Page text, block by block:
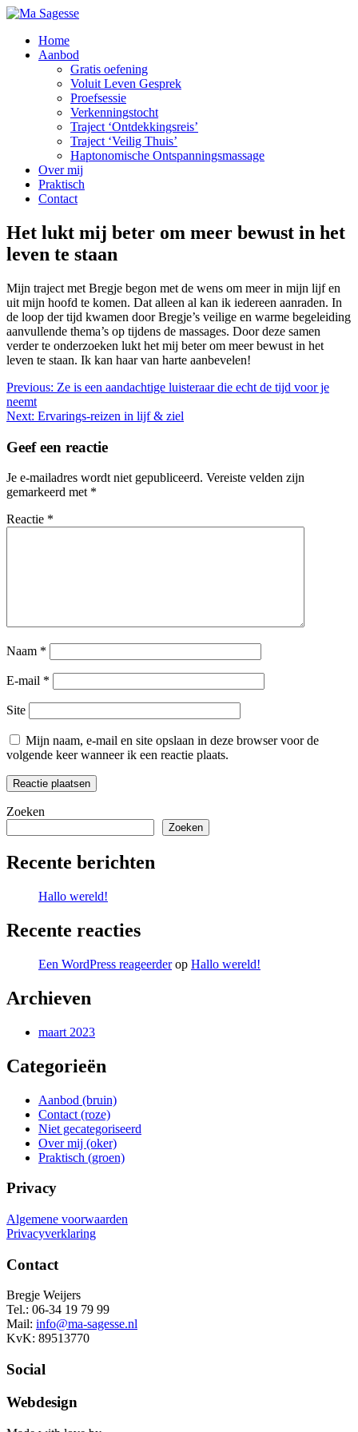
Skip
contentHome
Aanbod
Gratis oefening
Voluit Leven Gesprek
Proefsessie
Verkenningstocht
Traject ‘Ontdekkingsreis’
Traject ‘Veilig Thuis’
Haptonomische Ontspanningsmassage
Over mij
Praktisch
Contact
Het lukt mij beter om meer bewust in het
leven te staan
Mijn traject met Bregje begon met de wens om meer in mijn lijf en
uit mijn hoofd te komen. Dat alleen al kan ik iedereen aanraden. In
de loop der tijd kwamen door Bregje’s veilige en warme begeleiding
aanvullende thema’s op tijdens de massages. Door deze samen
verder te onderzoeken lukt het mij beter om meer bewust in het
leven te staan. Ik kan haar van harte aanbevelen!
Bericht
navigatie
Previous: Ze is een aandachtige luisteraar die echt de tijd voor je
neemt
Next: Ervarings-reizen in lijf & ziel
Geef een reactie
Je e-mailadres wordt niet gepubliceerd. Vereiste velden zijn
gemarkeerd met *
Reactie *
Naam *
E-mail *
Site
Mijn naam, e-mail en site opslaan in deze browser voor de
volgende keer wanneer ik een reactie plaats.
Zoeken
Zoeken
Recente berichten
Hallo wereld!
Recente reacties
Een WordPress reageerderop Hallo wereld!
Archieven
maart 2023
Categorieën
Aanbod (bruin)
Contact (roze)
Niet gecategoriseerd
Over mij (oker)
Praktisch (groen)
Privacy
Algemene voorwaarden
Privacyverklaring
Contact
Bregje Weijers
Tel.: 06-34 19 79 99
Mail: info@ma-sagesse.nl
KvK: 89513770
Social
Webdesign